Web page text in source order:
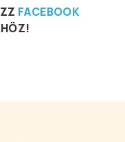
FACEBOOK